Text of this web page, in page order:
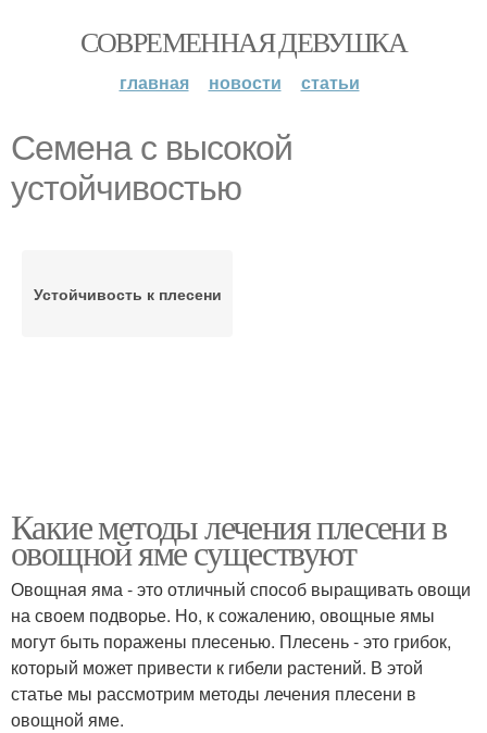
СОВРЕМЕННАЯ ДЕВУШКА
главная новости статьи
Семена с высокой
устойчивостью
Устойчивость к плесени
Какие методы лечения плесени в
овощной яме существуют
Овощная яма - это отличный способ выращивать овощи
на своем подворье. Но, к сожалению, овощные ямы
могут быть поражены плесенью. Плесень - это грибок,
который может привести к гибели растений. В этой
статье мы рассмотрим методы лечения плесени в
овощной яме.